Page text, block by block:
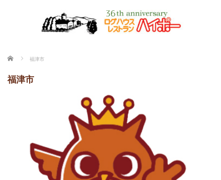
ホーム 福津市
福津市